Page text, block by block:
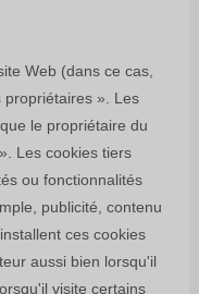
Web (dans ce cas,
propriétaires ». Les
le propriétaire du
Les cookies tiers
ou fonctionnalités
publicité, contenu
ces cookies
aussi bien lorsqu'il
visite certains